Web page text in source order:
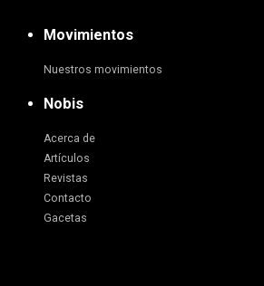
Movimientos
Nuestros movimientos
Nobis
Acerca de
Artículos
Revistas
Contacto
Gacetas